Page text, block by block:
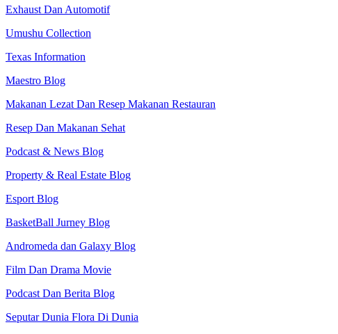
Exhaust Dan Automotif
Umushu Collection
Texas Information
Maestro Blog
Makanan Lezat Dan Resep Makanan Restauran
Resep Dan Makanan Sehat
Podcast & News Blog
Property & Real Estate Blog
Esport Blog
BasketBall Jurney Blog
Andromeda dan Galaxy Blog
Film Dan Drama Movie
Podcast Dan Berita Blog
Seputar Dunia Flora Di Dunia